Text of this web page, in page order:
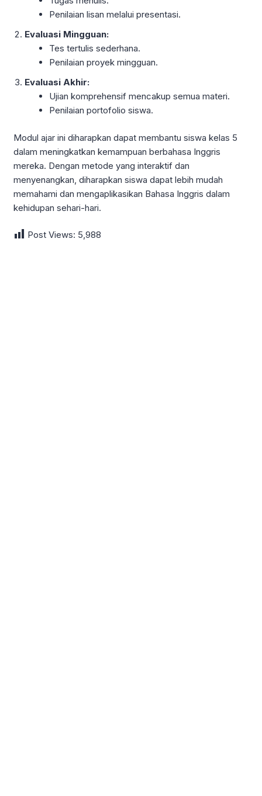
Penilaian lisan melalui presentasi.
Evaluasi Mingguan:
Tes tertulis sederhana.
Penilaian proyek mingguan.
Evaluasi Akhir:
Ujian komprehensif mencakup semua materi.
Penilaian portofolio siswa.
Modul ajar ini diharapkan dapat membantu siswa kelas 5
dalam meningkatkan kemampuan berbahasa Inggris
mereka. Dengan metode yang interaktif dan
menyenangkan, diharapkan siswa dapat lebih mudah
memahami dan mengaplikasikan Bahasa Inggris dalam
kehidupan sehari-hari.
Post Views: 5,988